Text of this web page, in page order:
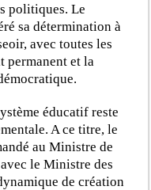
politiques. Le
sa détermination à
avec toutes les
permanent et la
éducatif reste
A ce titre, le
au Ministre de
le Ministre des
de création